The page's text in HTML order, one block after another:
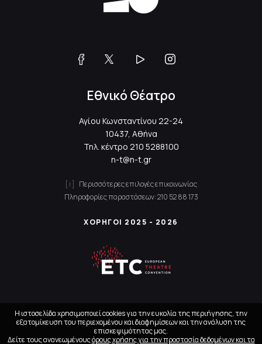
Εθνικό Θέατρο
Αγίου Κωνσταντίνου 22-24
10437, Αθήνα
Τηλ. κέντρο 210 5288100
n-t@n-t.gr
Περισσότερες επιλογές επικοινωνίας
Πληροφορίες παραστάσεων:210 52 88 173
ΧΟΡΗΓΟΙ 2025 - 2026
Η ιστοσελίδα χρησιμοποιεί cookies για την ευκολία της περιήγησης, την
εξατομίκευση του περιεχομένου και διαφημίσεων και την ανάλυση της
επισκεψιμότητας μας.
Δείτε τους ανανεωμένουςόρους χρήσης για την προστασία δεδομένων και τα